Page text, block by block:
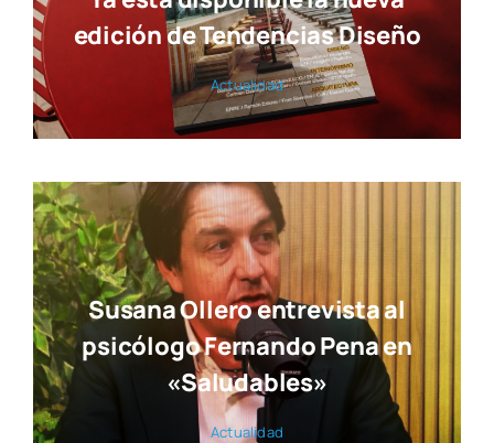
edición de Tendencias Diseño
Actua­li­dad
Susana Ollero entrevista al
psicólogo Fernando Pena en
«Saludables»
Actua­li­dad